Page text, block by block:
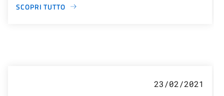
SCOPRI TUTTO
23/02/2021